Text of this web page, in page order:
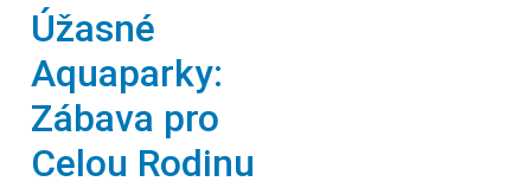
Úžasné
Aquaparky:
Zábava pro
Celou Rodinu